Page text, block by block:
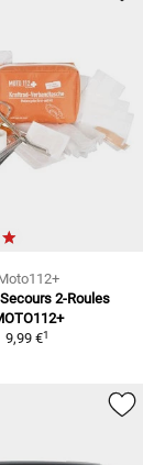
2-Roules
9,99 €1